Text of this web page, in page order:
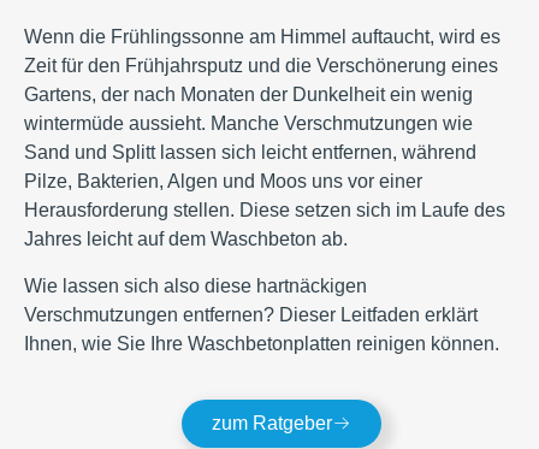
Wenn die Frühlingssonne am Himmel auftaucht, wird es
Zeit für den Frühjahrsputz und die Verschönerung eines
Gartens, der nach Monaten der Dunkelheit ein wenig
wintermüde aussieht. Manche Verschmutzungen wie
Sand und Splitt lassen sich leicht entfernen, während
Pilze, Bakterien, Algen und Moos uns vor einer
Herausforderung stellen. Diese setzen sich im Laufe des
Jahres leicht auf dem Waschbeton ab.
Wie lassen sich also diese hartnäckigen
Verschmutzungen entfernen? Dieser Leitfaden erklärt
Ihnen, wie Sie Ihre Waschbetonplatten reinigen können.
zum Ratgeber